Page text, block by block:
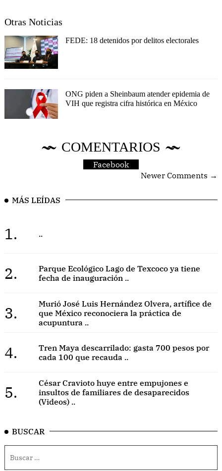
Otras Noticias
FEDE: 18 detenidos por delitos electorales
ONG piden a Sheinbaum atender epidemia de
VIH que registra cifra histórica en México
COMENTARIOS
Facebook
Newer Comments →
MÁS LEÍDAS
1. ..
2.
Parque Ecológico Lago de Texcoco ya tiene
fecha de inauguración ..
3.
Murió José Luis Hernández Olvera, artífice de
que México reconociera la práctica de
acupuntura ..
4.
Tren Maya descarrilado: gasta 700 pesos por
cada 100 que recauda ..
5.
César Cravioto huye entre empujones e
insultos de familiares de desaparecidos
(Videos) ..
BUSCAR